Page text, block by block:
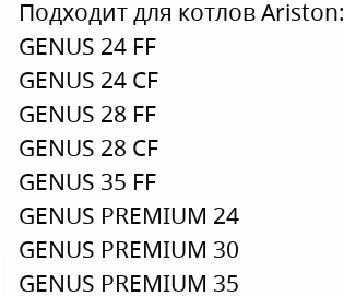
Подходит для котлов Ariston:
GENUS 24 FF
GENUS 24 CF
GENUS 28 FF
GENUS 28 CF
GENUS 35 FF
GENUS PREMIUM 24
GENUS PREMIUM 30
GENUS PREMIUM 35